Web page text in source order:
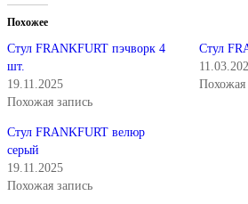
Похожее
Стул FRANKFURT пэчворк 4
шт.
19.11.2025
Похожая запись
Стул
Похожая
Стул FRANKFURT велюр
серый
19.11.2025
Похожая запись